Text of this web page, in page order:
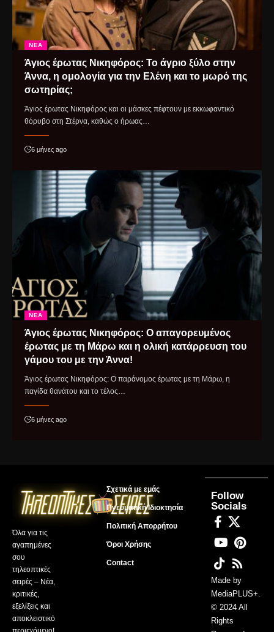
ΝΈΑ
Άγιος έρωτας Νικηφόρος: Το άγριο ξύλο στην
Άννα, η ομολογία για την Ελένη και το μωρό της
σωτηρίας;
Άγιος έρωτας Νικηφόρος και οι μάσκες πέφτουν με εκκωφαντικό
θόρυβο στη Στέρνα, καθώς ο ήρωας…
6 μήνες ago
ΝΈΑ
Άγιος έρωτας Νικηφόρος: Ο απαγορευμένος
έρωτας με τη Μάρω και η ολική κατάρρευση του
γάμου του με την Άννα!
Άγιος έρωτας Νικηφόρος: Ο παράνομος έρωτας με τη Μάρω, η
παγίδα θανάτου και το τέλος…
6 μήνες ago
Όλα για τις
αγαπημένες
σου
τηλεοπτικές
σειρές – Νέα,
κριτικές,
εξελίξεις και
αποκλειστικό
Σχετικά με εμάς
Πνευματική Ιδιοκτησία
Πολιτική Απορρήτου
Όροι Χρήσης
Contact
Follow
Socials
Made by
MediaPLUS+
© 2024 All
Rights